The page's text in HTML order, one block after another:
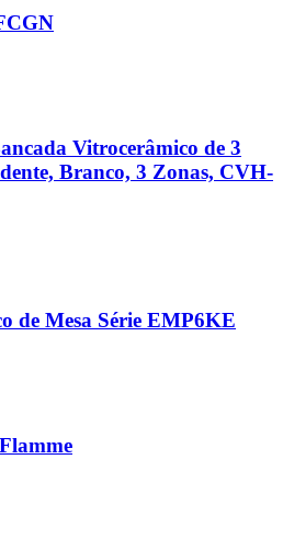
Vitrocerâmico de 3
Branco, 3 Zonas, CVH-
de Mesa Série EMP6KE